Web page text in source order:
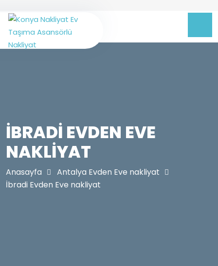
İBRADI EVDEN EVE
NAKLIYAT
Anasayfa
Antalya Evden Eve nakliyat
İbradi Evden Eve nakliyat